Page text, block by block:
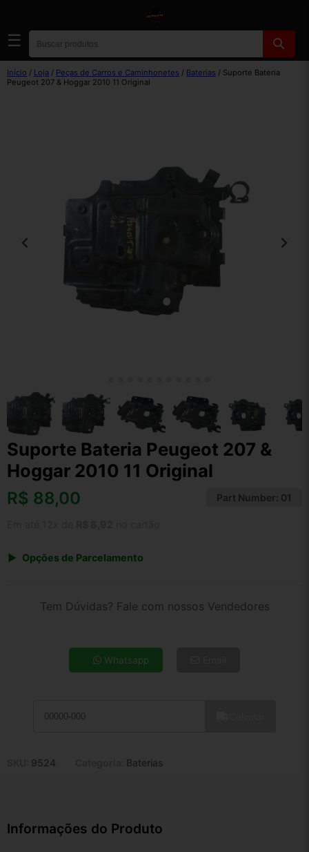
☰
Início / Loja / Peças de Carros e Caminhonetes / Baterias / Suporte Bateria
Peugeot 207 & Hoggar 2010 11 Original
Suporte Bateria Peugeot 207 &
Hoggar 2010 11 Original
R$ 88,00 Part Number: 01
Opções de Parcelamento
5x de R$ 19,77
6x de R$ 16,67
9x de R$ 11,51
Tem Dúvidas? Fale com nossos Vendedores
Whatsapp
9524 Baterias
Informações do Produto